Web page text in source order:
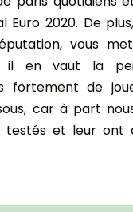
Euro 2020. De
vous
en vaut la
fortement de
car à part
testés et leur ont